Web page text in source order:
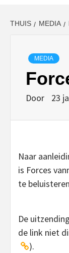
THUIS MEDIA
MEDIA
Door 23
Naar
is Forces
te
De
de link niet
).